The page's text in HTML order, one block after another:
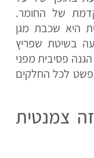
של החומר.
היא שכבת מגן
בשיטת שפריץ
פסיבית מפני
לכל החלקים
צמנטית